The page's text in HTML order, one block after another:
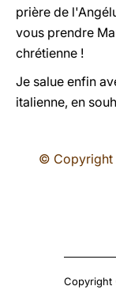
prière de
vous prendre
chrétienne !
Je salue enfin
italienne, en
© Copyright
Copyright